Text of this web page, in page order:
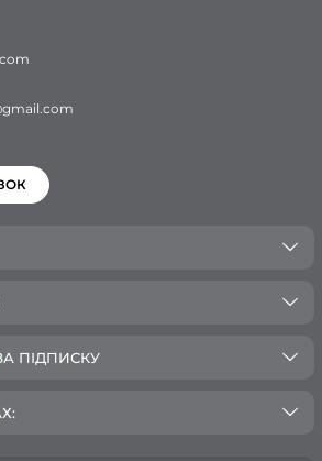
ПІДПИСКУ